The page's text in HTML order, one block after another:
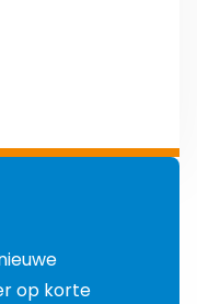
op korte